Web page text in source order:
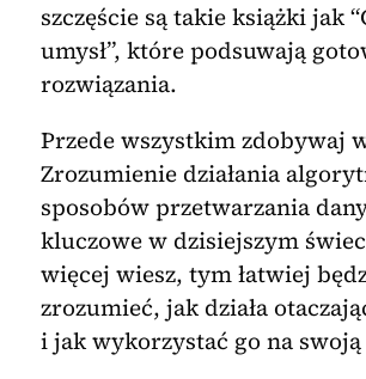
szczęście są takie książki jak
umysł”, które podsuwają
rozwiązania.
Przede wszystkim zdobywaj
Zrozumienie działania
sposobów przetwarzania
kluczowe w dzisiejszym
więcej wiesz, tym łatwiej
zrozumieć, jak działa
i jak wykorzystać go na